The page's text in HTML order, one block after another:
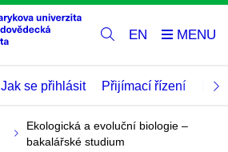
EN
Jak se přihlásit Přijímací řízení
Ekologická a evoluční biologie –
bakalářské studium